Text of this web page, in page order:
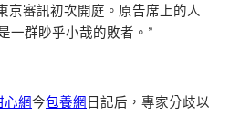
京審訊初次開庭。原告席上的人
一群眇乎小哉的敗者。”
心網今包養網日記后，專家分歧以